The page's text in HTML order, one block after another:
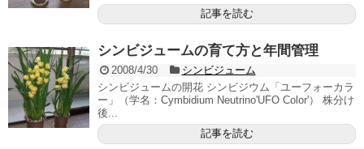
記事を読む
シンビジュームの育て方と年間管理
2008/4/30
シンビジューム
シンビジュームの開花 シンビジウム「ユーフォーカラ
ー」（学名：Cymbidium Neutrino'UFO Color'） 株分け
後...
記事を読む